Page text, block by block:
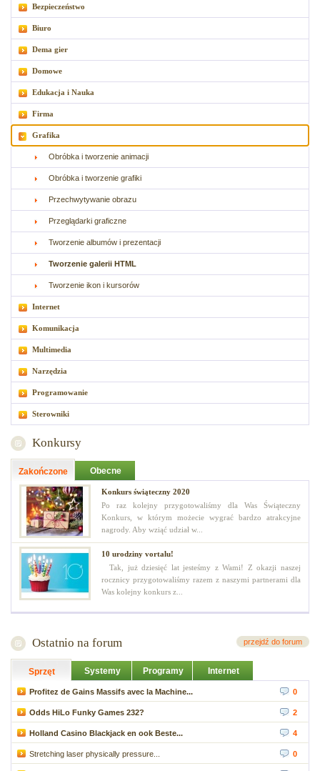
Bezpieczeństwo
Biuro
Dema gier
Domowe
Edukacja i Nauka
Firma
Grafika
Obróbka i tworzenie animacji
Obróbka i tworzenie grafiki
Przechwytywanie obrazu
Przeglądarki graficzne
Tworzenie albumów i prezentacji
Tworzenie galerii HTML
Tworzenie ikon i kursorów
Internet
Komunikacja
Multimedia
Narzędzia
Programowanie
Sterowniki
Konkursy
Zakończone Obecne
Konkurs świąteczny 2020
Po raz kolejny przygotowaliśmy dla Was Świąteczny
Konkurs, w którym możecie wygrać bardzo atrakcyjne
nagrody. Aby wziąć udział w...
10 urodziny vortalu!
Tak, już dziesięć lat jesteśmy z Wami! Z okazji naszej
rocznicy przygotowaliśmy razem z naszymi partnerami dla
Was kolejny konkurs z...
Ostatnio na forum przejdź do forum
Sprzęt Systemy Programy Internet
Profitez de Gains Massifs avec la Machine... 0
Odds HiLo Funky Games 232? 2
Holland Casino Blackjack en ook Beste... 4
Stretching laser physically pressure... 0